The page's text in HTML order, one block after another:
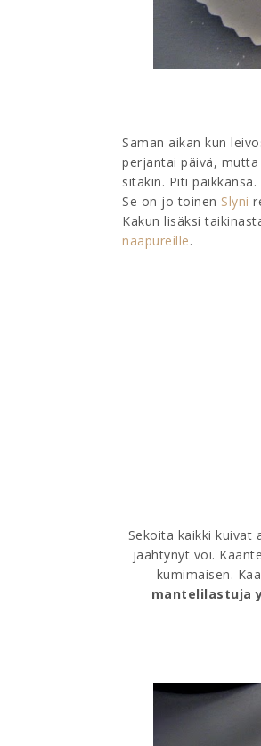
Saman aikan kun
perjantai päivä,
sitäkin. Piti paikkansa.
Se on jo toinen Slyni
Kakun lisäksi
naapureille.
Sekoita kaikki kuivat
jäähtynyt voi.
kumimaisen.
mantelilastuja